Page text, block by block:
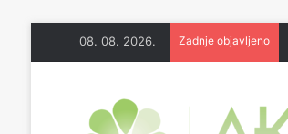
08. 08. 2026. Zadnje objavljeno